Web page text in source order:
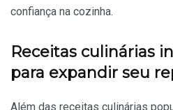
confiança na cozinha.
Receitas culinárias
para expandir seu
Além das receitas culinárias